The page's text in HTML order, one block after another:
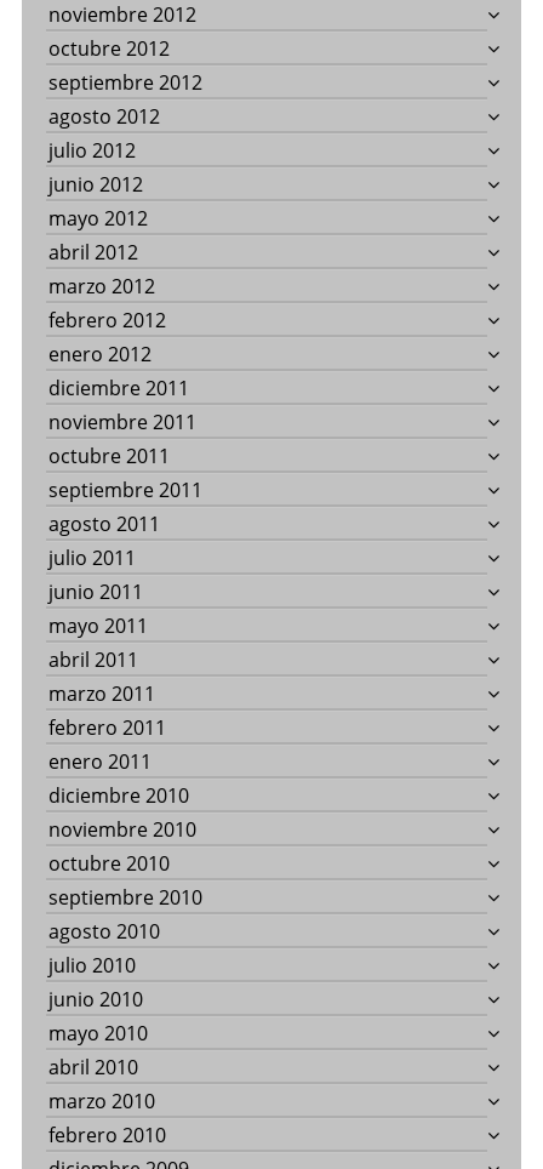
noviembre 2012
octubre 2012
septiembre 2012
agosto 2012
julio 2012
junio 2012
mayo 2012
abril 2012
marzo 2012
febrero 2012
enero 2012
diciembre 2011
noviembre 2011
octubre 2011
septiembre 2011
agosto 2011
julio 2011
junio 2011
mayo 2011
abril 2011
marzo 2011
febrero 2011
enero 2011
diciembre 2010
noviembre 2010
octubre 2010
septiembre 2010
agosto 2010
julio 2010
junio 2010
mayo 2010
abril 2010
marzo 2010
febrero 2010